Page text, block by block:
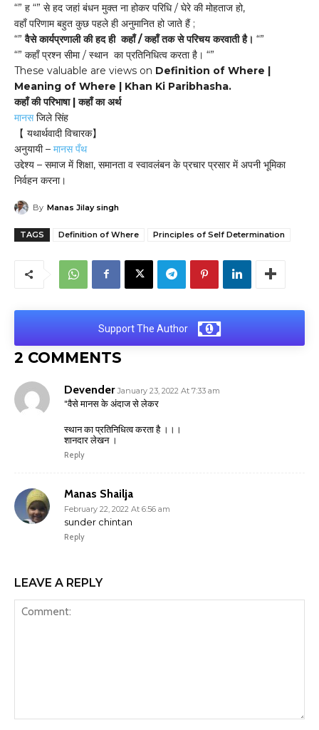
“” ह “” से हद जहां बंधन मुक्त ना होकर परिधि / घेरे की मोहताज हो,
वहाँ परिणाम बहुत कुछ पहले ही अनुमानित हो जाते हैं ;
“”वैसे कार्यप्रणाली की हद ही कहाँ / कहाँ तक से परिचय करवाती है। “”
“” कहाँ प्रश्न सीमा / स्थान का प्रतिनिधित्व करता है। “”
These valuable are views on Definition of Where |
Meaning of Where | Khan Ki Paribhasha.
कहाँ की परिभाषा | कहाँ का अर्थ
मानसजिले सिंह
【 यथार्थवादी विचारक】
अनुयायी – मानस पँथ
उद्देश्य – समाज में शिक्षा, समानता व स्वावलंबन के प्रचार प्रसार में अपनी भूमिका
निर्वहन करना।
By Manas Jilay singh
TAGS Definition of Where Principles of Self Determination
Support The Author
2 COMMENTS
Devender January 23, 2022 At 7:33 am
"वैसे मानस के अंदाज से लेकर
स्थान का प्रतिनिधित्व करता है ।।।
शानदार लेखन ।
Reply
Manas Shailja
February 22, 2022 At 6:56 am
sunder chintan
Reply
LEAVE A REPLY